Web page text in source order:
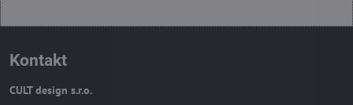
Kontakt
CULT design s.r.o.